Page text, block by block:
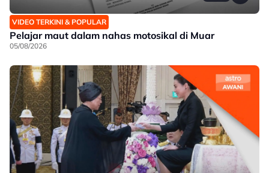
VIDEO TERKINI & POPULAR
Pelajar maut dalam nahas motosikal di Muar
05/08/2026